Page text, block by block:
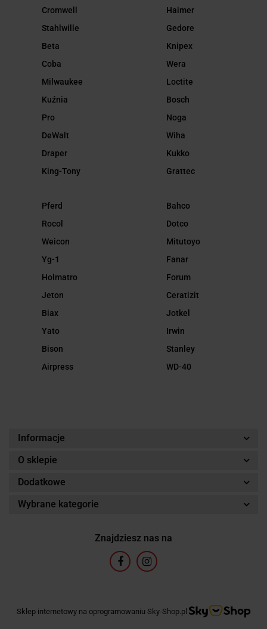
Cromwell
Stahlwille
Beta
Coba
Milwaukee
Kuźnia
Pro
DeWalt
Draper
King-Tony
Haimer
Gedore
Knipex
Wera
Loctite
Bosch
Noga
Wiha
Kukko
Grattec
Pferd
Rocol
Weicon
Yg-1
Holmatro
Jeton
Biax
Yato
Bison
Airpress
Bahco
Dotco
Mitutoyo
Fanar
Forum
Ceratizit
Jotkel
Irwin
Stanley
WD-40
Informacje
O sklepie
Dodatkowe
Wybrane kategorie
Znajdziesz nas na
Sklep internetowy na oprogramowaniu Sky-Shop.pl